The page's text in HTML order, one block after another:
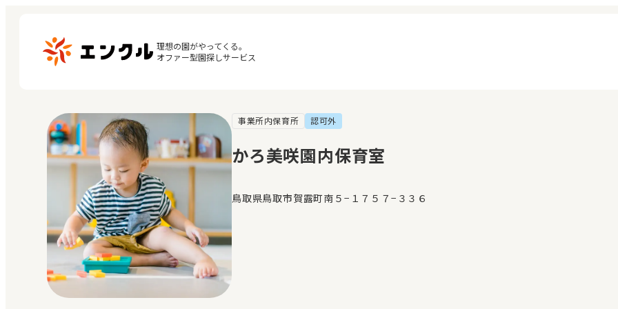
理想の園がやってくる。
オファー型園探しサービス
保育園・幼稚園を探す
地図から探す
地域から探す
マイページ
閲覧履歴
お気に入り
事業所内保育所 認可外
かろ美咲園内保育室
鳥取県鳥取市賀露町南５−１７５７−３３６